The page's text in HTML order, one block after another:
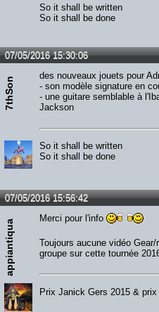
So it shall be written
So it shall be done
07/05/2016 15:30:06
7thSon
des nouveaux jouets pour
- son modèle signature en
- une guitare semblable à
Jackson
So it shall be written
So it shall be done
07/05/2016 15:56:42
appiantiqua
Merci pour l'info
Toujours aucune vidéo
groupe sur cette tournée 2016
Prix Janick Gers 2015 & prix